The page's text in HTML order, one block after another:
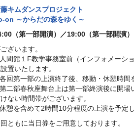
キムダンスプロジェクト
on ～からだの森をゆく～
（第一部開演）／19:00（第一部開演）
ざいます。
間館１F教学事務室前（インフォメーシ
置いたします。
回第一部の上演終了後、移動・休憩時間
二部春秋座舞台上は第一部終演後に開場
ない時間帯がございます。
憩を含めて2時間10分程度の上演を予定し
ともに当日券をご用意しております。